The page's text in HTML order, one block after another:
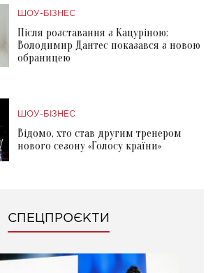
ШОУ-БІЗНЕС
Після розставання з Кацуріною:
Володимир Дантес показався з новою
обраницею
ШОУ-БІЗНЕС
Відомо, хто став другим тренером
нового сезону «Голосу країни»
СПЕЦПРОЄКТИ